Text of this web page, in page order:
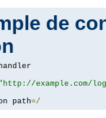
de
example.com/
path=/